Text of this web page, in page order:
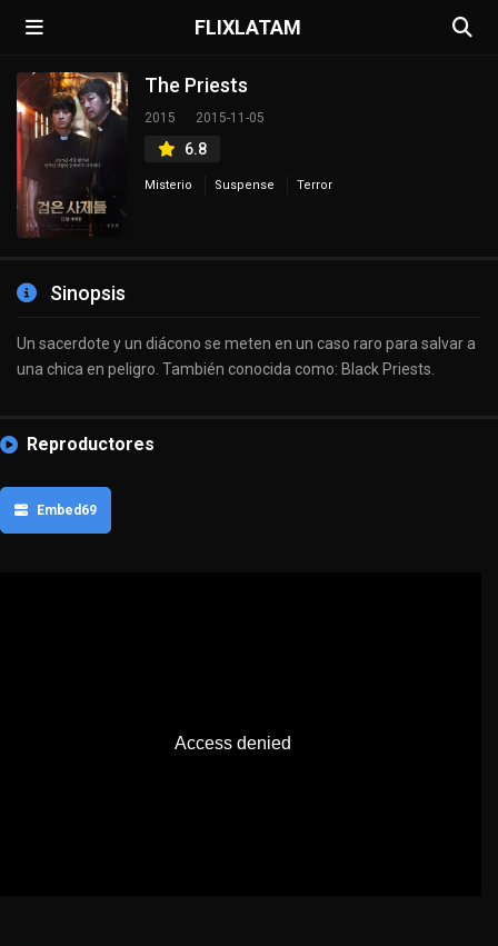
FLIXLATAM
The Priests
2015 2015-11-05
6.8
Misterio Suspense Terror
Sinopsis
Un sacerdote y un diácono se meten en un caso raro para salvar a
una chica en peligro. También conocida como: Black Priests.
Reproductores
Embed69